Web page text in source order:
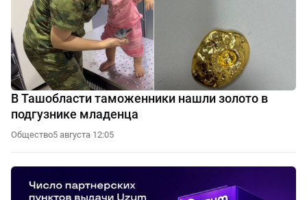
В Ташобласти таможенники нашли золото в
подгузнике младенца
Общество5 августа 12:05